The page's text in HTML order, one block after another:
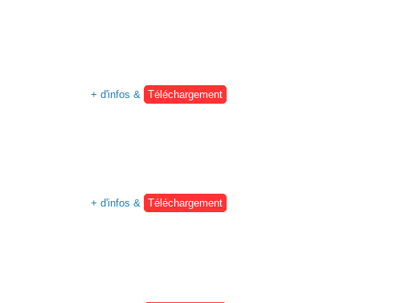
+ d'infos &
Téléchargement
+ d'infos &
Téléchargement